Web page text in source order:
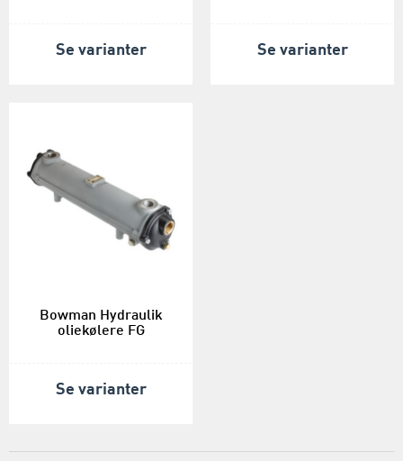
Se varianter Se varianter
Bowman Hydraulik
oliekølere FG
Se varianter